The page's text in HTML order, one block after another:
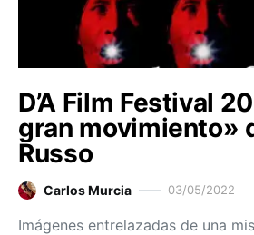
D’A Film Festival
gran movimiento»
Russo
Carlos Murcia 03/05/2022
Imágenes entrelazadas de una